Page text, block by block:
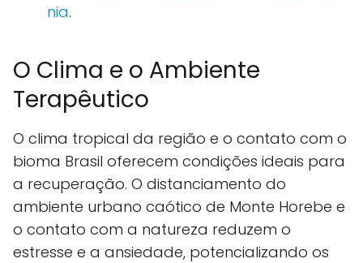
nia.
O Clima e o Ambiente
Terapêutico
O clima tropical da região e o contato com o
bioma Brasil oferecem condições ideais para
a recuperação. O distanciamento do
ambiente urbano caótico de Monte Horebe e
o contato com a natureza reduzem o
estresse e a ansiedade, potencializando os